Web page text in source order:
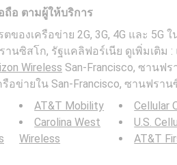
ถือ ตามผู้ให้บริการ
ของเครือข่าย 2G, 3G, 4G และ 5G ใ
านซิสโก, รัฐแคลิฟอร์เนีย ดูเพิ่มเติ
Wireless San-Francisco, ซานฟ
รือข่ายใน San-Francisco, ซานฟรา
AT&T Mobility
Carolina West
Wireless
Cellular
U.S.
AT&T